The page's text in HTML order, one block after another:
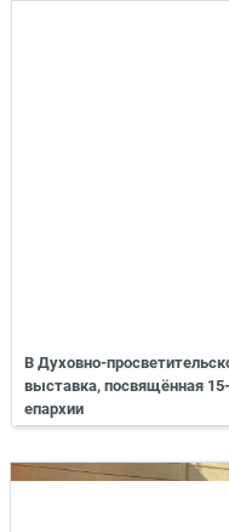
В Духовно-
выставка, посвящённая
епархии